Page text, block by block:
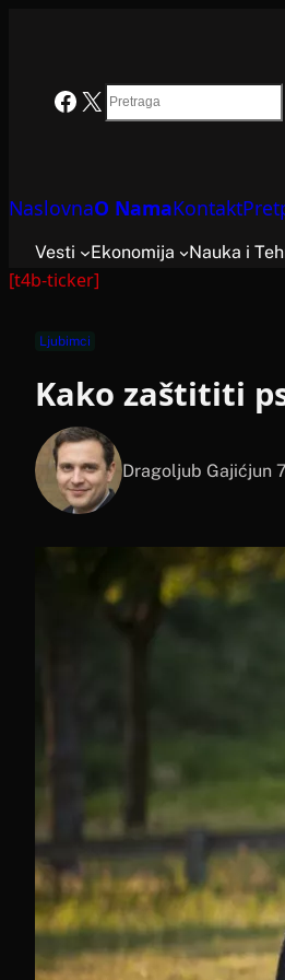
Facebook
X Search
NaslovnaO NamaKontakt
Vesti Ekonomija Nauka i
[t4b-ticker]
Ljubimci
Kako zaštititi
Dragoljub Gajićjun